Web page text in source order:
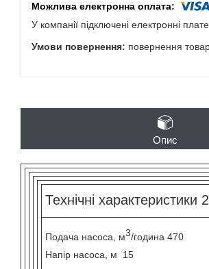
У компанії підключені електронні
повернення
Опис
Технічні
Подача насоса, м3/година 470
Напір насоса, м 15